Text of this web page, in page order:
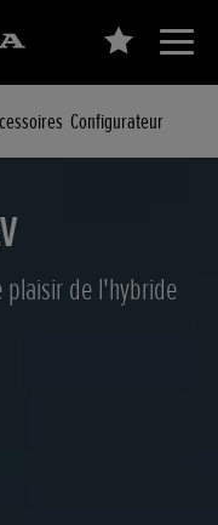
Configurateur
plaisir de l'hybride